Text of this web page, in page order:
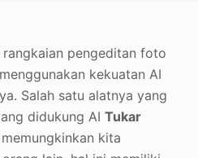
pengeditan foto
kekuatan AI
Salah satu alatnya yang
didukung AI Tukar
kita